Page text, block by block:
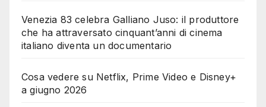
Venezia 83 celebra Galliano Juso: il produttore
che ha attraversato cinquant’anni di cinema
italiano diventa un documentario
Cosa vedere su Netflix, Prime Video e Disney+
a giugno 2026